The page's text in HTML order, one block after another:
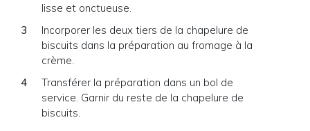
lisse et onctueuse.
Incorporer les deux tiers de la chapelure de
biscuits dans la préparation au fromage à la
crème.
Transférer la préparation dans un bol de
service. Garnir du reste de la chapelure de
biscuits.